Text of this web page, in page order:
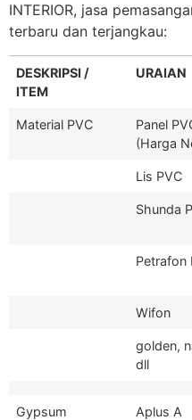
INTERIOR, jasa
terbaru dan terjangkau:
DESKRIPSI /
ITEM
URAIAN
Material PVC
Panel
(Harga
Lis PVC
Shunda
Petrafon
Wifon
golden,
dll
Gypsum Aplus A